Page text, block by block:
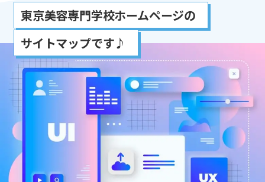
東京美容専門学校ホームページの
サイトマップです♪